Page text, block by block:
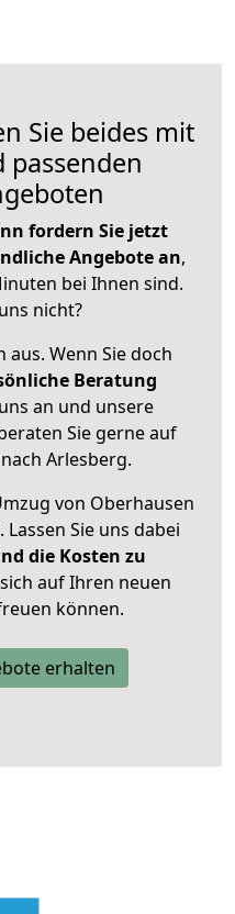
Sie beides mit
passenden
fordern Sie jetzt
Angebote an,
bei Ihnen sind.
nicht?
aus. Wenn Sie doch
Beratung
an und unsere
Sie gerne auf
Arlesberg.
von Oberhausen
Sie uns dabei
die Kosten zu
auf Ihren neuen
können.
erhalten